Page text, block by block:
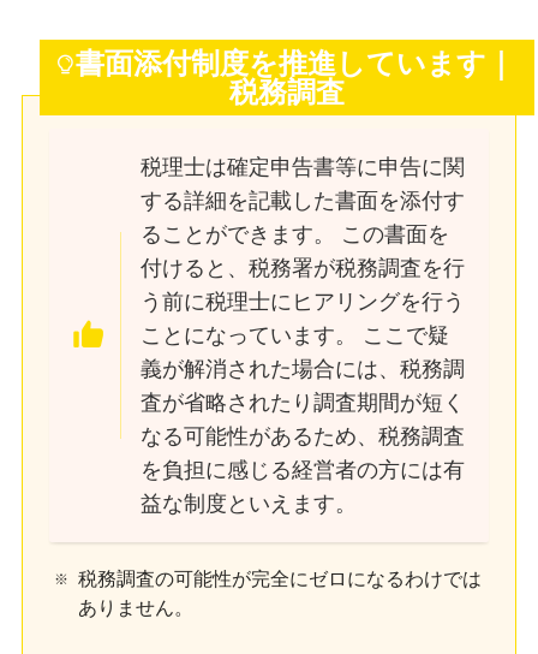
書面添付制度を推進しています｜
税務調査
税理士は確定申告書等に申告に関
する詳細を記載した書面を添付す
ることができます。 この書面を
付けると、税務署が税務調査を行
う前に税理士にヒアリングを行う
ことになっています。 ここで疑
義が解消された場合には、税務調
査が省略されたり調査期間が短く
なる可能性があるため、税務調査
を負担に感じる経営者の方には有
益な制度といえます。
税務調査の可能性が完全にゼロになるわけでは
ありません。